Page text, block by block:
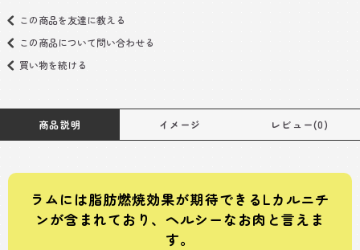
この商品を友達に教える
この商品について問い合わせる
買い物を続ける
商品説明 イメージ レビュー(0)
ラムには脂肪燃焼効果が期待できるLカルニチ
ンが含まれており、ヘルシーなお肉と言えま
す。